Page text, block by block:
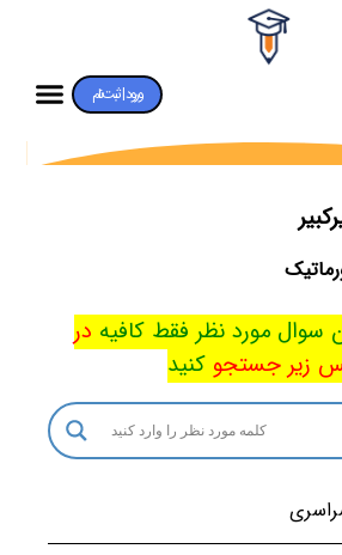
ورود | ثبت‌نام
سوال مورد نظر فقط کافیه در
زیر جستجو کنید